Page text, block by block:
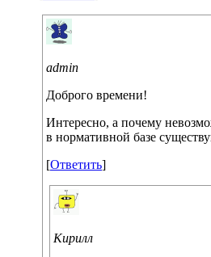
admin
Доброго времени!
Интересно, а почему
в нормативной базе
[Ответить]
Кирилл